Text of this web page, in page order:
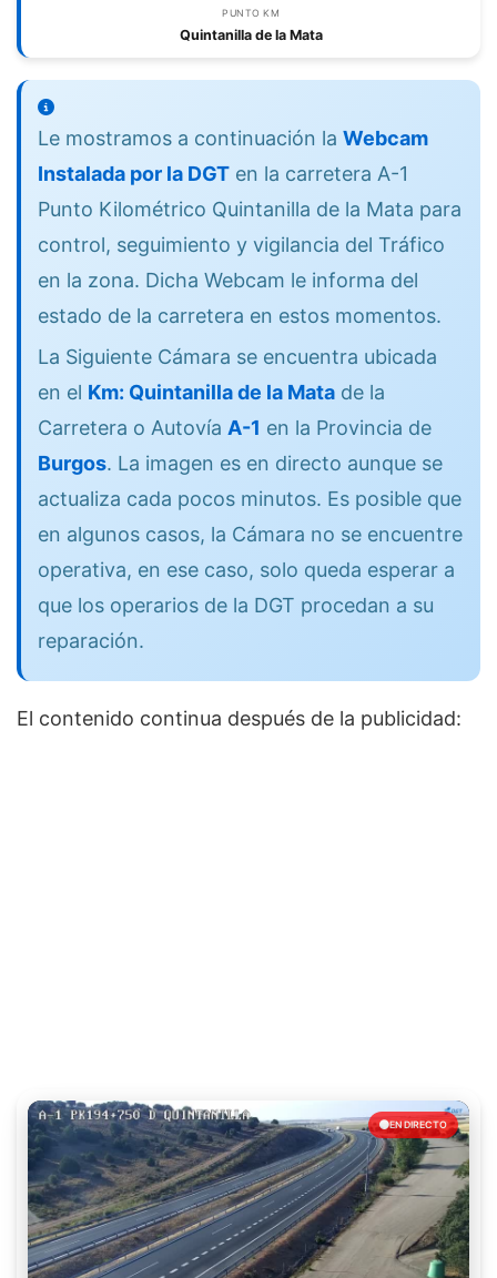
PUNTO KM
Quintanilla de la Mata
Le mostramos a continuación la Webcam
Instalada por la DGT en la carretera A-1
Punto Kilométrico Quintanilla de la Mata para
control, seguimiento y vigilancia del Tráfico
en la zona. Dicha Webcam le informa del
estado de la carretera en estos momentos.
La Siguiente Cámara se encuentra ubicada
en el Km: Quintanilla de la Mata de la
Carretera o Autovía A-1 en la Provincia de
Burgos. La imagen es en directo aunque se
actualiza cada pocos minutos. Es posible que
en algunos casos, la Cámara no se encuentre
operativa, en ese caso, solo queda esperar a
que los operarios de la DGT procedan a su
reparación.
El contenido continua después de la publicidad:
EN DIRECTO